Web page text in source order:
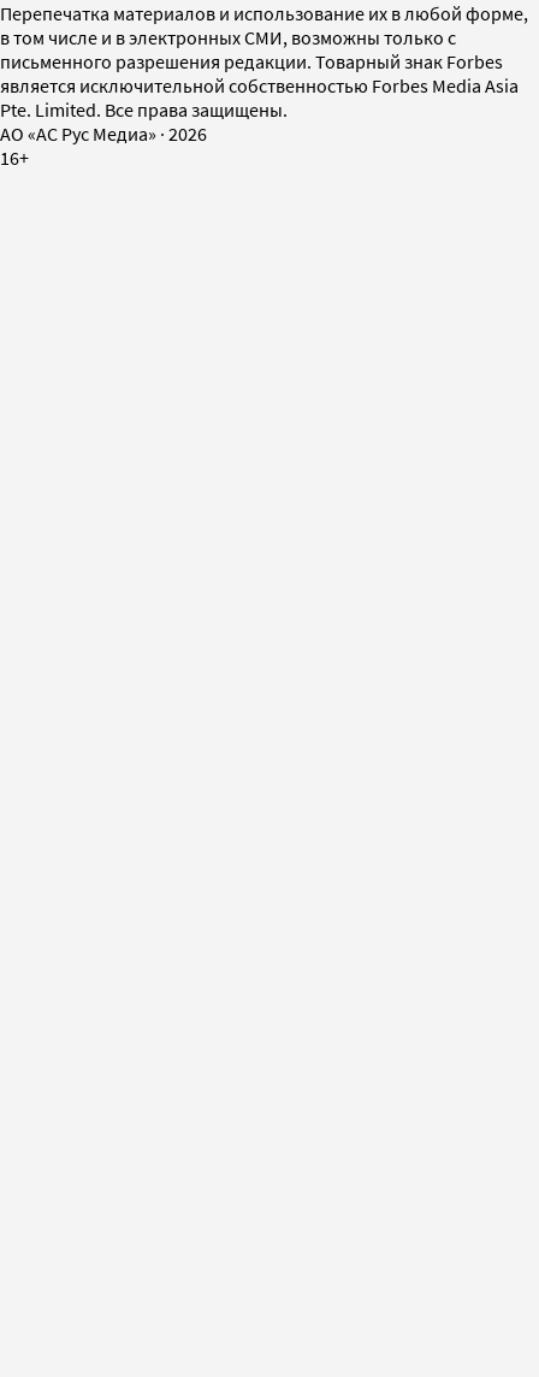
Перепечатка материалов и использование их в любой форме,
в том числе и в электронных СМИ, возможны только с
письменного разрешения редакции. Товарный знак Forbes
является исключительной собственностью Forbes Media Asia
Pte. Limited. Все права защищены.
AO «АС Рус Медиа» · 2026
16+